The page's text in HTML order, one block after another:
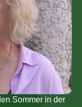
Sommer in der